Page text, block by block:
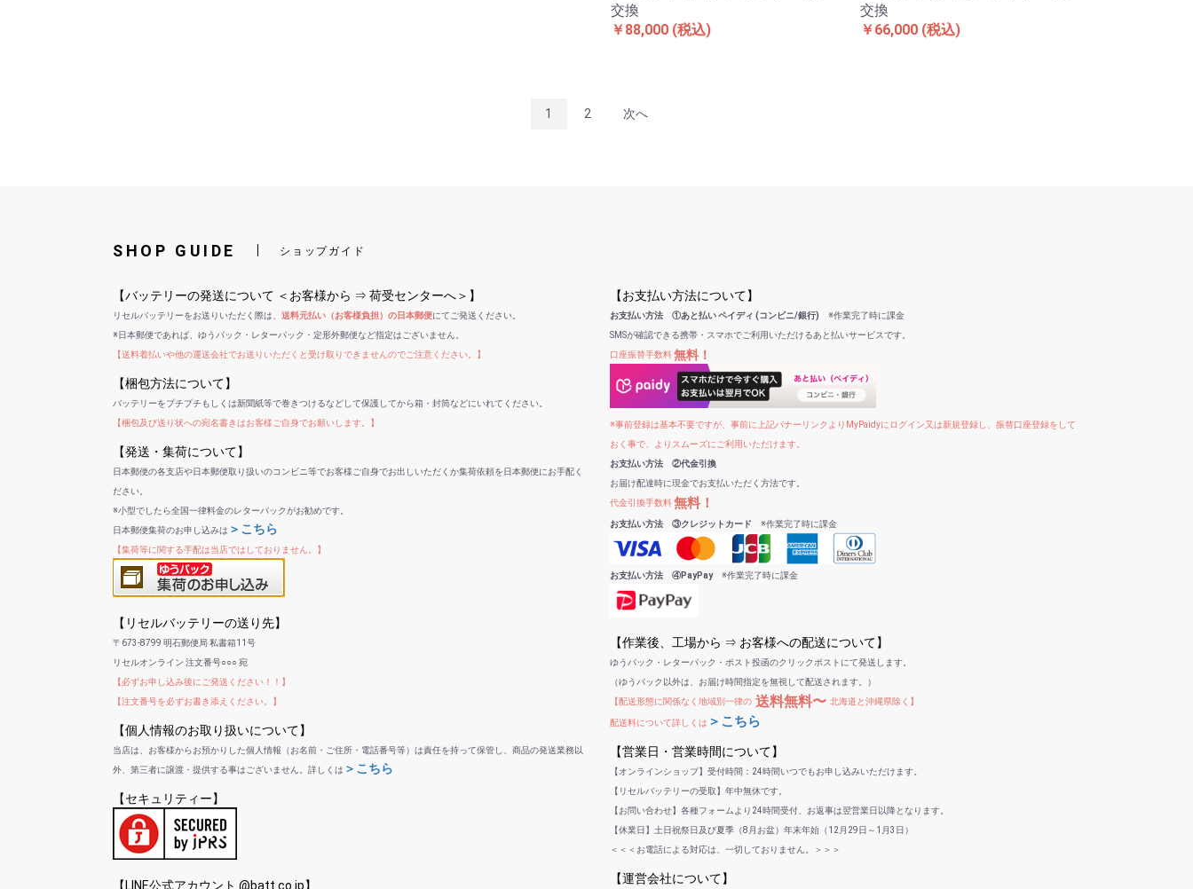
交換
￥88,000 (税込)
交換
￥66,000 (税込)
1 2 次へ
SHOP GUIDE ショップガイド
【バッテリーの発送について ＜お客様から ⇒ 荷受センターへ＞】
リセルバッテリーをお送りいただく際は、 送料元払い（お客様負担）の日本郵便にてご発送ください。
※日本郵便であれば、ゆうパック・レターパック・定形外郵便など指定はございません。
【送料着払いや他の運送会社でお送りいただくと受け取りできませんのでご注意ください。】
【梱包方法について】
バッテリーをプチプチもしくは新聞紙等で巻きつけるなどして保護してから箱・封筒などにいれてください。
【梱包及び送り状への宛名書きはお客様ご自身でお願いします。】
【発送・集荷について】
日本郵便の各支店や日本郵便取り扱いのコンビニ等でお客様ご自身でお出しいただくか集荷依頼を日本郵便にお手配く
ださい。
※小型でしたら全国一律料金のレターパックがお勧めです。
日本郵便集荷のお申し込みは ＞こちら
【集荷等に関する手配は当店ではしておりません。】
【リセルバッテリーの送り先】
〒673-8799 明石郵便局 私書箱11号
リセルオンライン 注文番号○○○ 宛
【必ずお申し込み後にご発送ください！！】
【注文番号を必ずお書き添えください。】
【個人情報のお取り扱いについて】
当店は、お客様からお預かりした個人情報（お名前・ご住所・電話番号等）は責任を持って保管し、商品の発送業務以
外、第三者に譲渡・提供する事はございません。詳しくは ＞こちら
【セキュリティー】
【LINE公式アカウント @batt.co.jp】
【お支払い方法について】
お支払い方法 ①あと払い ペイディ (コンビニ/銀行) ※作業完了時に課金
SMSが確認できる携帯・スマホでご利用いただけるあと払いサービスです。
口座振替手数料無料！
※事前登録は基本不要ですが、事前に上記バナーリンクよりMyPaidyにログイン又は新規登録し、振替口座登録をして
おく事で、よりスムーズにご利用いただけます。
お支払い方法 ②代金引換
お届け配達時に現金でお支払いただく方法です。
代金引換手数料無料！
お支払い方法 ③クレジットカード ※作業完了時に課金
お支払い方法 ④PayPay※作業完了時に課金
【作業後、工場から ⇒ お客様への配送について】
ゆうパック・レターパック・ポスト投函のクリックポストにて発送します。
（ゆうパック以外は、お届け時間指定を無視して配送されます。）
【配送形態に関係なく地域別一律の 送料無料〜 北海道と沖縄県除く】
配送料について詳しくは ＞こちら
【営業日・営業時間について】
【オンラインショップ】受付時間：24時間いつでもお申し込みいただけます。
【リセルバッテリーの受取】年中無休です。
【お問い合わせ】各種フォームより24時間受付、お返事は翌営業日以降となります。
【休業日】土日祝祭日及び夏季（8月お盆）年末年始（12月29日～1月3日）
＜＜＜お電話による対応は、一切しておりません。＞＞＞
【運営会社について】